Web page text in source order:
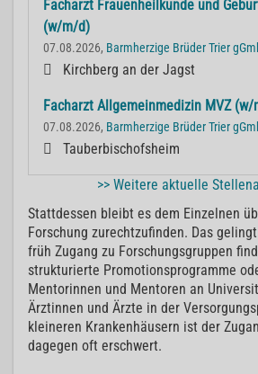
Facharzt Frauenheilkunde und
(w/m/d)
07.08.2026, Barmherzige Brüder Trier
Kirchberg an der Jagst
Facharzt Allgemeinmedizin MVZ
07.08.2026, Barmherzige Brüder Trier
Tauberbischofsheim
>> Weitere aktuelle
Stattdessen bleibt es dem Einzelnen
Forschung zurechtzufinden. Das
früh Zugang zu Forschungsgruppen
strukturierte Promotionsprogramme
Mentorinnen und Mentoren an
Ärztinnen und Ärzte in der
kleineren Krankenhäusern ist der
dagegen oft erschwert.